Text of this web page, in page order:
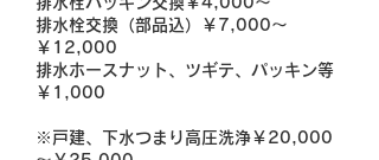
排水栓交換（部品込）￥7,000～
￥12,000
排水ホースナット、ツギテ、パッキン等
￥1,000
※戸建、下水つまり高圧洗浄￥20,000